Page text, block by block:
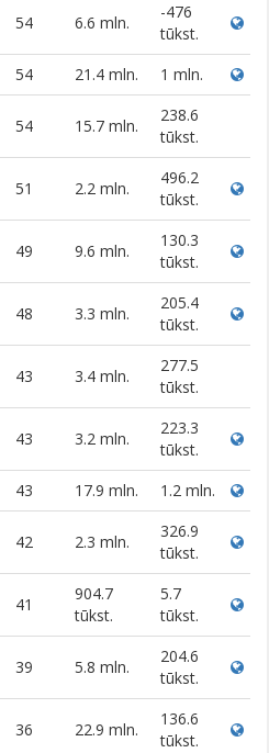
54 6.6 mln.
-476
tūkst.
54 21.4 mln. 1 mln.
54 15.7 mln.
238.6
tūkst.
51 2.2 mln.
496.2
tūkst.
49 9.6 mln.
130.3
tūkst.
48 3.3 mln.
205.4
tūkst.
43 3.4 mln.
277.5
tūkst.
43 3.2 mln.
223.3
tūkst.
43 17.9 mln. 1.2 mln.
42 2.3 mln.
326.9
tūkst.
41
904.7
tūkst.
5.7
tūkst.
39 5.8 mln.
204.6
tūkst.
36 22.9 mln.
136.6
tūkst.